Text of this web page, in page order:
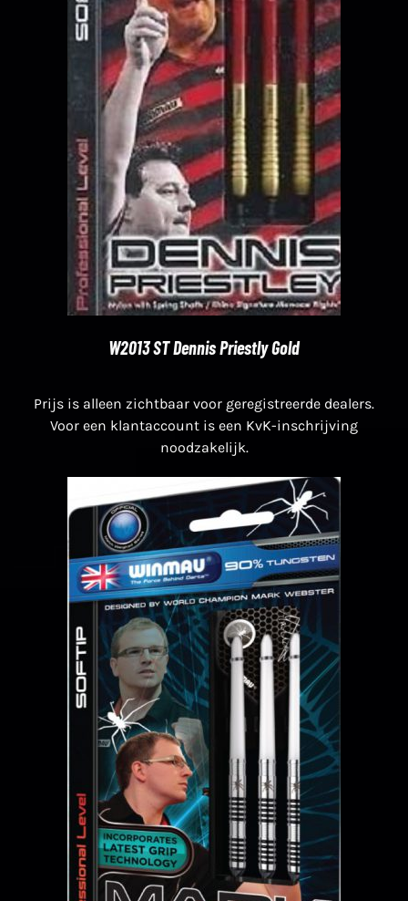
W2013 ST Dennis Priestly Gold
Prijs is alleen zichtbaar voor geregistreerde dealers.
Voor een klantaccount is een KvK-inschrijving
noodzakelijk.